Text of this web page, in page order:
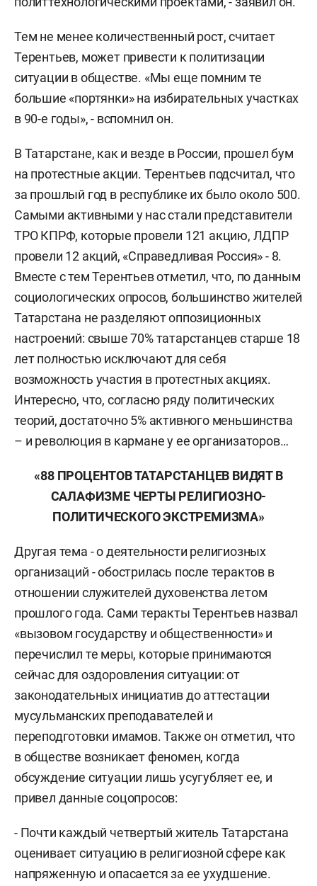
Тем не менее количественный рост, считает
Терентьев, может привести к политизации
ситуации в обществе. «Мы еще помним те
большие «портянки» на избирательных участках
в 90-е годы», - вспомнил он.
В Татарстане, как и везде в России, прошел бум
на протестные акции. Терентьев подсчитал, что
за прошлый год в республике их было около 500.
Самыми активными у нас стали представители
ТРО КПРФ, которые провели 121 акцию, ЛДПР
провели 12 акций, «Справедливая Россия» - 8.
Вместе с тем Терентьев отметил, что, по данным
социологических опросов, большинство жителей
Татарстана не разделяют оппозиционных
настроений: свыше 70% татарстанцев старше 18
лет полностью исключают для себя
возможность участия в протестных акциях.
Интересно, что, согласно ряду политических
теорий, достаточно 5% активного меньшинства
– и революция в кармане у ее организаторов…
«88 ПРОЦЕНТОВ ТАТАРСТАНЦЕВ ВИДЯТ В
САЛАФИЗМЕ ЧЕРТЫ РЕЛИГИОЗНО-
ПОЛИТИЧЕСКОГО ЭКСТРЕМИЗМА»
Другая тема - о деятельности религиозных
организаций - обострилась после терактов в
отношении служителей духовенства летом
прошлого года. Сами теракты Терентьев назвал
«вызовом государству и общественности» и
перечислил те меры, которые принимаются
сейчас для оздоровления ситуации: от
законодательных инициатив до аттестации
мусульманских преподавателей и
переподготовки имамов. Также он отметил, что
в обществе возникает феномен, когда
обсуждение ситуации лишь усугубляет ее, и
привел данные соцопросов:
- Почти каждый четвертый житель Татарстана
оценивает ситуацию в религиозной сфере как
напряженную и опасается за ее ухудшение.